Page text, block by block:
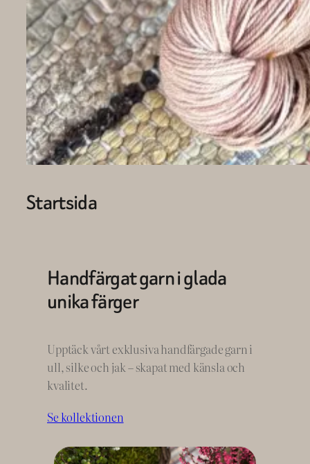
Startsida
Handfärgat garn i glada
unika färger
Upptäck vårt exklusiva handfärgade garn i
ull, silke och jak – skapat med känsla och
kvalitet.
Se kollektionen